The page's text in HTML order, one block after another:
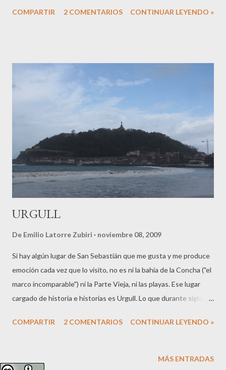
en la cima del universo de la literatura no es fruto de la
una familia de comerciantes de Lübeck, ciudad del norte de
Alemania y antigua capital de la Liga Hanseática , y transcurre
durante los años centrales del siglo XIX. Su pequeño universo
se desmorona paralelamente a toda una forma de ver el mundo,
atónita y al mismo tiempo consciente de la nueva sociedad que
se está gestando a su alrededor, del auge de la naciente
burguesía y de...
COMPARTIR 2 COMENTARIOS CONTINUAR LEYENDO »
URGULL
De Emilio Latorre Zubiri noviembre 08, 2009
Si hay algún lugar de San Sebastián que me gusta y me produce
emoción cada vez que lo visito, no es ni la bahía de la Concha ("el
marco incomparable") ni la Parte Vieja, ni las playas. Ese lugar
cargado de historia e historias es Urgull. Lo que durante siglos
siglo XIX otra cosa que todo aquello que giraba en torno, por y
germen de lo que sería la ciudad. El nombre es de origen gascón ,
COMPARTIR 2 COMENTARIOS CONTINUAR LEYENDO »
MÁS ENTRADAS